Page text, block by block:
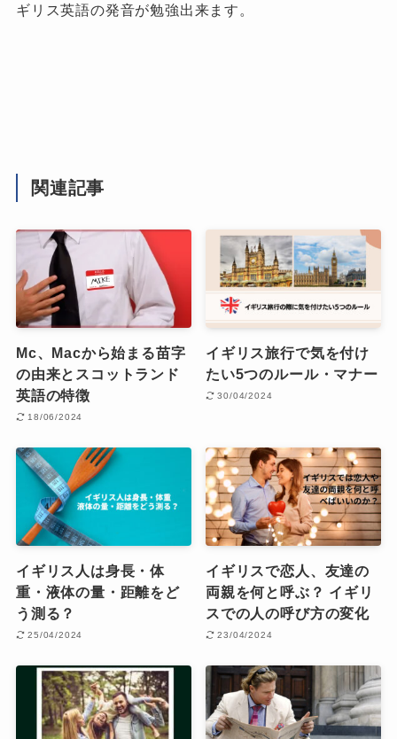
ギリス英語の発音が勉強出来ます。
関連記事
Mc、Macから始まる苗字
の由来とスコットランド
英語の特徴
18/06/2024
イギリス旅行で気を付け
たい5つのルール・マナー
30/04/2024
イギリス人は身長・体
重・液体の量・距離をど
う測る？
25/04/2024
イギリスで恋人、友達の
両親を何と呼ぶ？ イギリ
スでの人の呼び方の変化
23/04/2024